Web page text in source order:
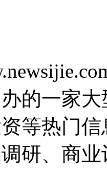
的一家
等热门
研、商